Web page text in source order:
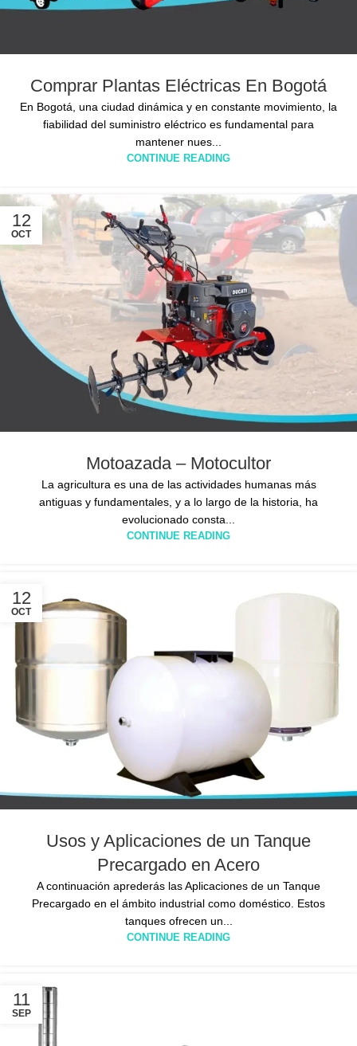
Comprar Plantas Eléctricas En Bogotá
En Bogotá, una ciudad dinámica y en constante movimiento, la
fiabilidad del suministro eléctrico es fundamental para
mantener nues...
CONTINUE READING
12
OCT
Motoazada – Motocultor
La agricultura es una de las actividades humanas más
antiguas y fundamentales, y a lo largo de la historia, ha
evolucionado consta...
CONTINUE READING
12
OCT
Usos y Aplicaciones de un Tanque
Precargado en Acero
A continuación aprederás las Aplicaciones de un Tanque
Precargado en el ámbito industrial como doméstico. Estos
tanques ofrecen un...
CONTINUE READING
11
SEP